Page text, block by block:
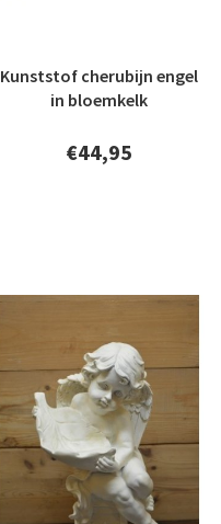
Kunststof cherubijn engel
in bloemkelk
€44,95